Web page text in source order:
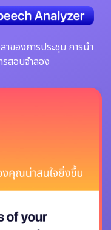
ของการประชุม การนำ
สอบจำลอง